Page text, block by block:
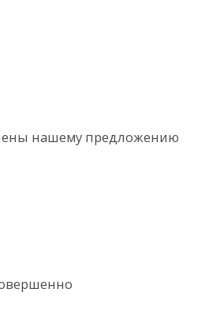
нашему предложению